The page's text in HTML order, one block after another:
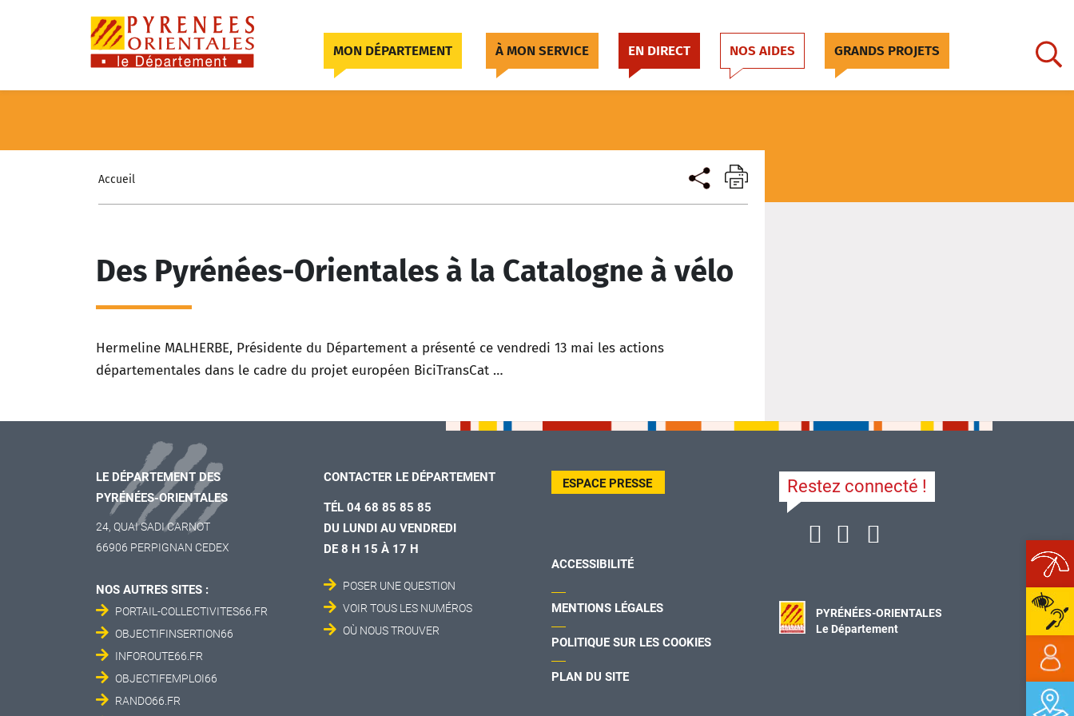
MON DÉPARTEMENT À MON SERVICE EN DIRECT NOS AIDES GRANDS PROJETS
Accueil
Des Pyrénées-Orientales à la Catalogne à vélo
Hermeline MALHERBE, Présidente du Département a présenté ce vendredi 13 mai les actions
départementales dans le cadre du projet européen BiciTransCat …
LE DÉPARTEMENT DES
PYRÉNÉES-ORIENTALES
24, QUAI SADI CARNOT
66906 PERPIGNAN CEDEX
NOS AUTRES SITES :
PORTAIL-COLLECTIVITES66.FR
OBJECTIFINSERTION66
INFOROUTE66.FR
OBJECTIFEMPLOI66
RANDO66.FR
CONTACTER LE DÉPARTEMENT
TÉL 04 68 85 85 85
DU LUNDI AU VENDREDI
DE 8 H 15 À 17 H
POSER UNE QUESTION
VOIR TOUS LES NUMÉROS
OÙ NOUS TROUVER
ESPACE PRESSE
ACCESSIBILITÉ
MENTIONS LÉGALES
POLITIQUE SUR LES COOKIES
PLAN DU SITE
Restez connecté !
PYRÉNÉES-ORIENTALES
Le Département